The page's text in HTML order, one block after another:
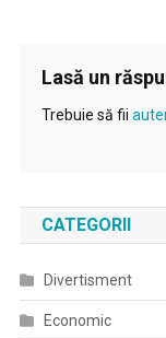
Lasă un
Trebuie să fii
CATEGORII
Divertisment
Economic